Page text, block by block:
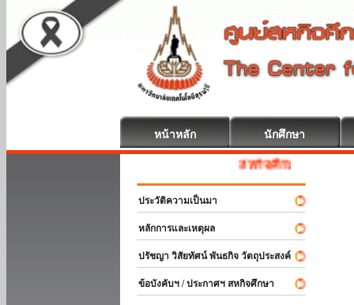
หน้าหลัก นักศึกษา
สหกิจศึกษา ยินดีต้อนรับ
ประวัติความเป็นมา
หลักการและเหตุผล
ปรัชญา วิสัยทัศน์ พันธกิจ วัตถุประสงค์
ข้อบังคับฯ / ประกาศฯ สหกิจศึกษา